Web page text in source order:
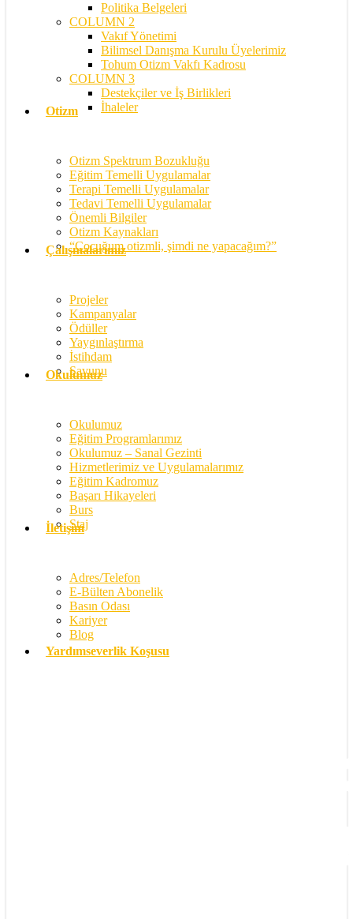
Politika Belgeleri
COLUMN 2
Vakıf Yönetimi
Bilimsel Danışma Kurulu Üyelerimiz
Tohum Otizm Vakfı Kadrosu
COLUMN 3
Destekçiler ve İş Birlikleri
İhaleler
Otizm
Otizm Spektrum Bozukluğu
Eğitim Temelli Uygulamalar
Terapi Temelli Uygulamalar
Tedavi Temelli Uygulamalar
Önemli Bilgiler
Otizm Kaynakları
“Çocuğum otizmli, şimdi ne yapacağım?”
Çalışmalarımız
Projeler
Kampanyalar
Ödüller
Yaygınlaştırma
İstihdam
Savunu
Okulumuz
Okulumuz
Eğitim Programlarımız
Okulumuz – Sanal Gezinti
Hizmetlerimiz ve Uygulamalarımız
Eğitim Kadromuz
Başarı Hikayeleri
Burs
Staj
İletişim
Adres/Telefon
E-Bülten Abonelik
Basın Odası
Kariyer
Blog
Yardımseverlik Koşusu